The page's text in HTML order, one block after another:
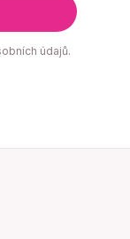
údajů.